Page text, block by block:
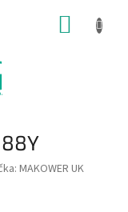
MAKOWER UK